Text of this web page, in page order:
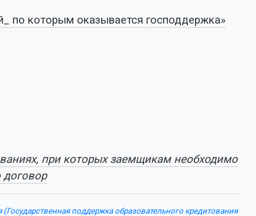
по которым оказывается господдержка»
при которых заемщикам необходимо
договор
поддержка образовательного кредитования